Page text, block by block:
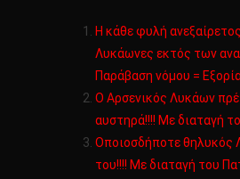
Η κάθε φυλή
Λυκάωνες εκτός των
Παράβαση νόμου =
Ο Αρσενικός Λυκάων
αυστηρά!!!! Με διαταγή
Οποιοσδήποτε θηλυκός
του!!!! Με διαταγή του